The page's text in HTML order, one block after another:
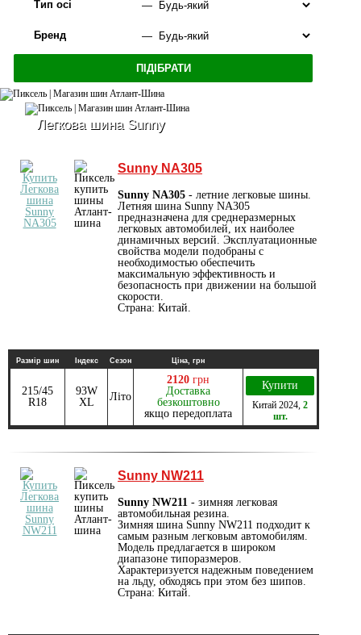
Тип осі
Бренд
Легкова шина Sunny
Sunny NA305
Sunny NA305 - летние легковые шины.
Летняя шина Sunny NA305
предназначена для среднеразмерных
легковых автомобилей, их наиболее
динамичных версий. Эксплуатационные
свойства модели подобраны с
необходимостью обеспечить
максимальную эффективность и
безопасность при движении на большой
скорости.
Страна: Китай.
Размір шин Індекс Сезон Ціна, грн
215/45
R18
93W
XL
Літо
2120 грн
Доставка
безкоштовно
якщо передоплата
Купити
Китай 2024 2
шт.
Sunny NW211
Sunny NW211 - зимняя легковая
автомобильная резина.
Зимняя шина Sunny NW211 подходит к
самым разным легковым автомобилям.
Модель предлагается в широком
диапазоне типоразмеров.
Характеризуется надежным поведением
на льду, обходясь при этом без шипов.
Страна: Китай.